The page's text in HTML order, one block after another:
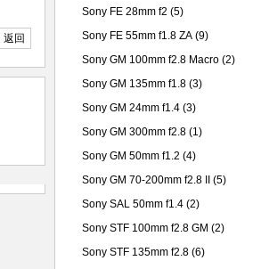
返回
Sony FE 28mm f2 (5)
Sony FE 55mm f1.8 ZA (9)
Sony GM 100mm f2.8 Macro (2)
Sony GM 135mm f1.8 (3)
Sony GM 24mm f1.4 (3)
Sony GM 300mm f2.8 (1)
Sony GM 50mm f1.2 (4)
Sony GM 70-200mm f2.8 II
(5)
Sony SAL 50mm f1.4 (2)
Sony STF 100mm f2.8 GM (2)
Sony STF 135mm f2.8 (6)